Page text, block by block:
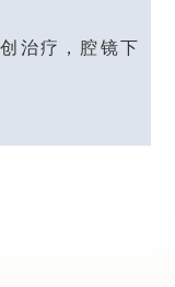
治疗，腔镜下